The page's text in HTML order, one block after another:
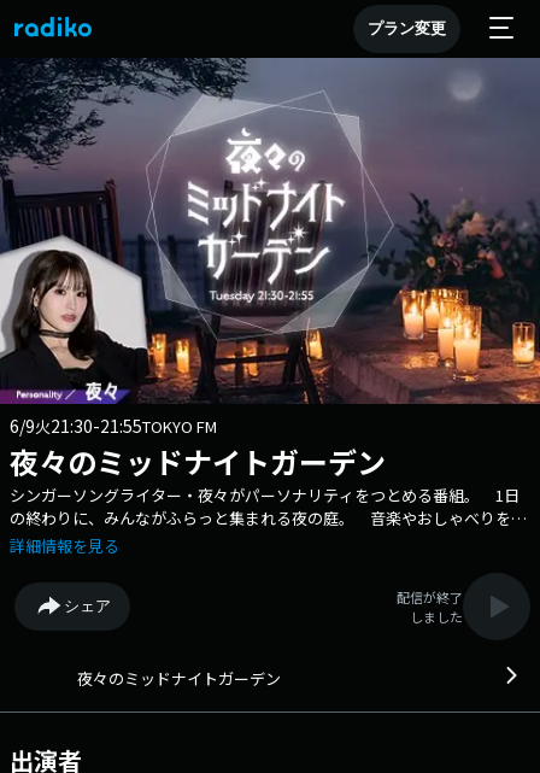
プラン変更
6/9火21:30-21:55TOKYO FM
夜々のミッドナイトガーデン
シンガーソングライター・夜々がパーソナリティをつとめる番組。 1日
の終わりに、みんながふらっと集まれる夜の庭。 音楽やおしゃべりを一
緒に楽しんで、心がすこし軽くなる時間を届ける場所です。 番組Web
https://www.tfm.co.jp/f/yoyo/message
詳細情報を見る
シェア
配信が終了
しました
夜々のミッドナイトガーデン
出演者